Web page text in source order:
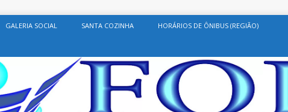
GALERIA SOCIAL SANTA COZINHA HORÁRIOS DE ÔNIBUS (REGIÃO)